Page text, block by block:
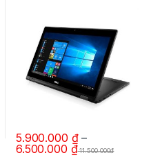
Các tùy chọn có thể được chọn
5.900.000 ₫–
6.500.000 ₫11.500.000đ
Sản phẩm này có nhiều biến